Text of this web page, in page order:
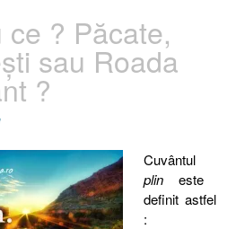
? Păcate,
sau Roada
?
Cuvântul
plineste
definit astfel
: